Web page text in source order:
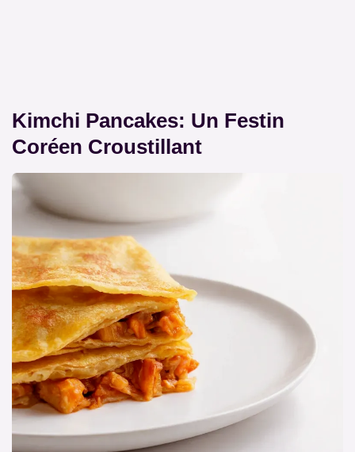
Kimchi Pancakes: Un Festin
Coréen Croustillant